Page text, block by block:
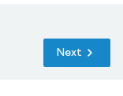
Next